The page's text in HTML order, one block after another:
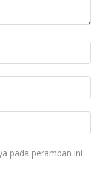
pada peramban ini